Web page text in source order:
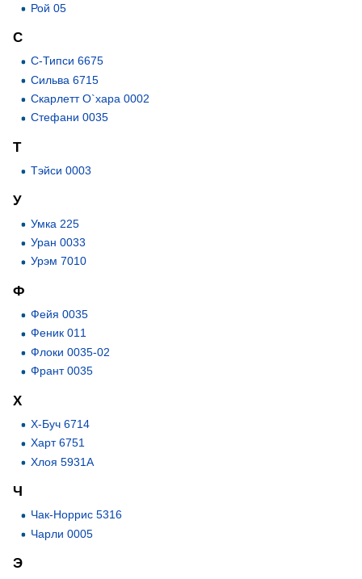
Рой 05
С
С-Типси 6675
Сильва 6715
Скарлетт О`хара 0002
Стефани 0035
Т
Тэйси 0003
У
Умка 225
Уран 0033
Урэм 7010
Ф
Фейя 0035
Феник 011
Флоки 0035-02
Франт 0035
Х
Х-Буч 6714
Харт 6751
Хлоя 5931А
Ч
Чак-Норрис 5316
Чарли 0005
Э